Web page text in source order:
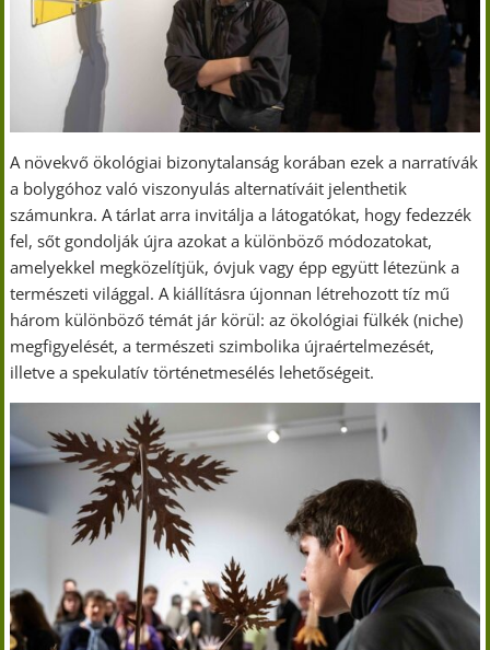
A növekvő ökológiai bizonytalanság korában ezek a narratívák
a bolygóhoz való viszonyulás alternatíváit jelenthetik
számunkra. A tárlat arra invitálja a látogatókat, hogy fedezzék
fel, sőt gondolják újra azokat a különböző módozatokat,
amelyekkel megközelítjük, óvjuk vagy épp együtt létezünk a
természeti világgal. A kiállításra újonnan létrehozott tíz mű
három különböző témát jár körül: az ökológiai fülkék (niche)
megfigyelését, a természeti szimbolika újraértelmezését,
illetve a spekulatív történetmesélés lehetőségeit.